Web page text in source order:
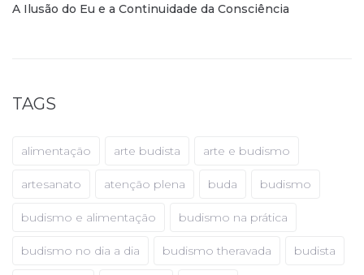
A Ilusão do Eu e a Continuidade da Consciência
TAGS
alimentação arte budista arte e budismo
artesanato atenção plena buda budismo
budismo e alimentação budismo na prática
budismo no dia a dia budismo theravada budista